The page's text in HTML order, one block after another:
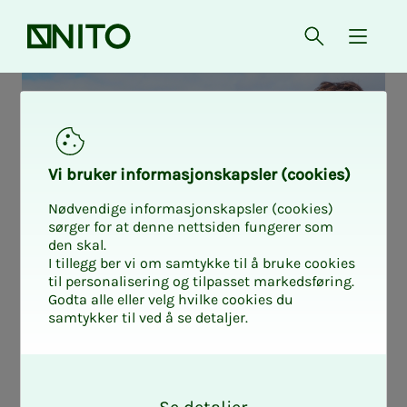
Forsiden Åpne søk
{
Vi bru­­­ker in­­­for­­­ma­­­sjons­­­kaps­­­­­ler (cookies)
Nødvendige informasjonskapsler (cookies)
sørger for at denne nettsiden fungerer som
den skal.
I tillegg ber vi om samtykke til å bruke cookies
til personalisering og tilpasset markedsføring.
Godta alle eller velg hvilke cookies du
samtykker til ved å se detaljer.